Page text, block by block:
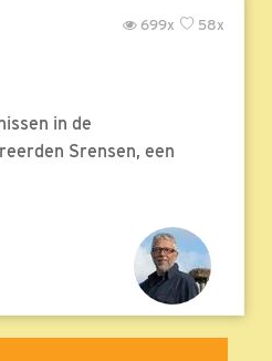
58x
699x
in de
Srensen, een